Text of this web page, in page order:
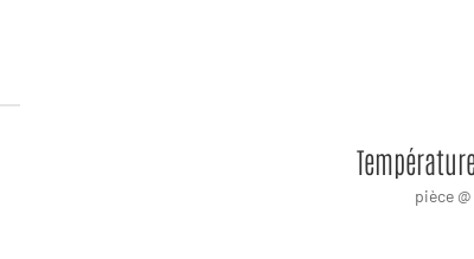
pièce @